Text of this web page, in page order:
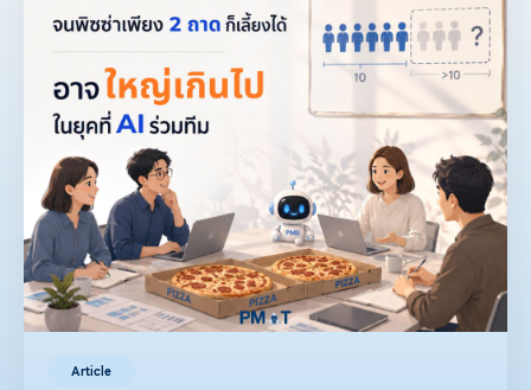
Article